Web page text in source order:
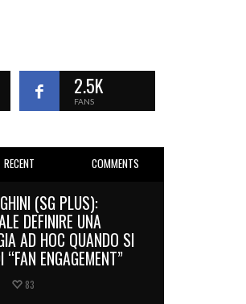
2.5K
FANS
RECENT COMMENTS
(SG PLUS):
DEFINIRE UNA
AD HOC QUANDO SI
“FAN ENGAGEMENT”
83